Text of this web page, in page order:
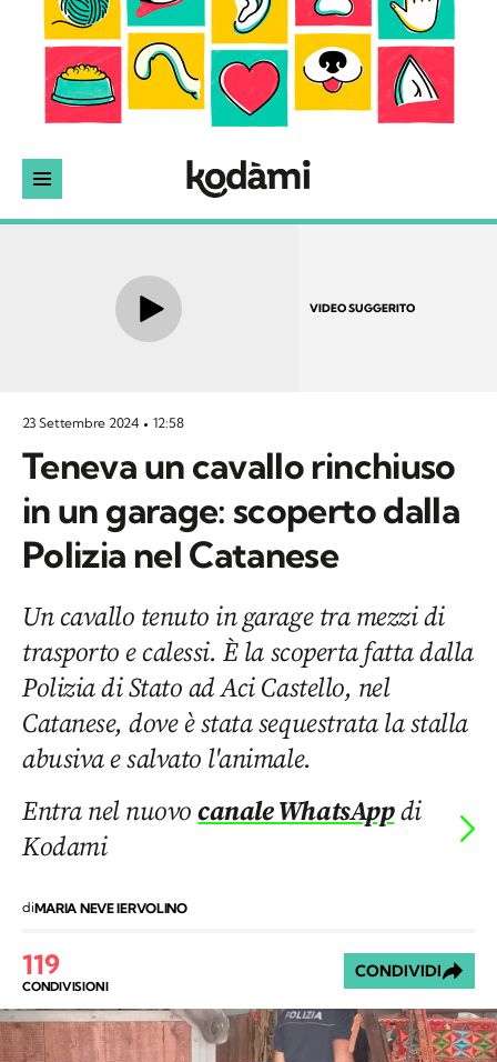
VIDEO SUGGERITO
23 Settembre 2024 12:58
Teneva un cavallo rinchiuso
in un garage: scoperto dalla
Polizia nel Catanese
Un cavallo tenuto in garage tra mezzi di
trasporto e calessi. È la scoperta fatta dalla
Polizia di Stato ad Aci Castello, nel
Catanese, dove è stata sequestrata la stalla
abusiva e salvato l'animale.
Entra nel nuovocanale WhatsAppdi
Kodami
diMARIA NEVE IERVOLINO
119
CONDIVISIONI
CONDIVIDI